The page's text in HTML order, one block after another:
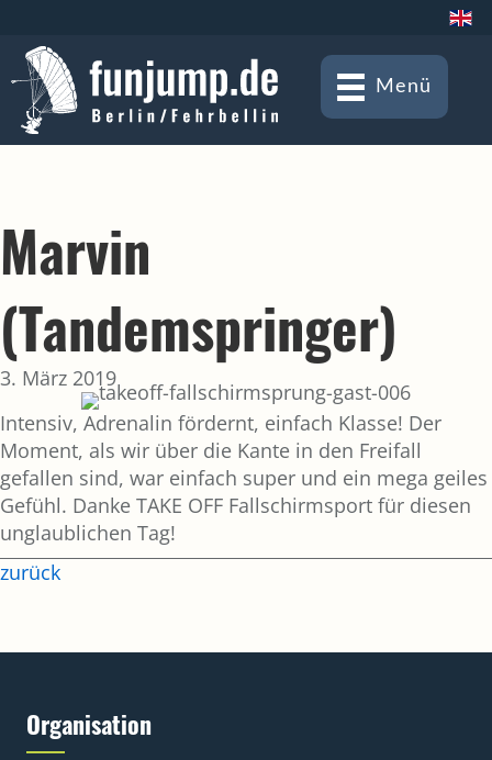
Menü
Marvin
(Tandemspringer)
3. März 2019
Intensiv, Adrenalin fördernt, einfach Klasse! Der
Moment, als wir über die Kante in den Freifall
gefallen sind, war einfach super und ein mega geiles
Gefühl. Danke TAKE OFF Fallschirmsport für diesen
unglaublichen Tag!
zurück
Organisation